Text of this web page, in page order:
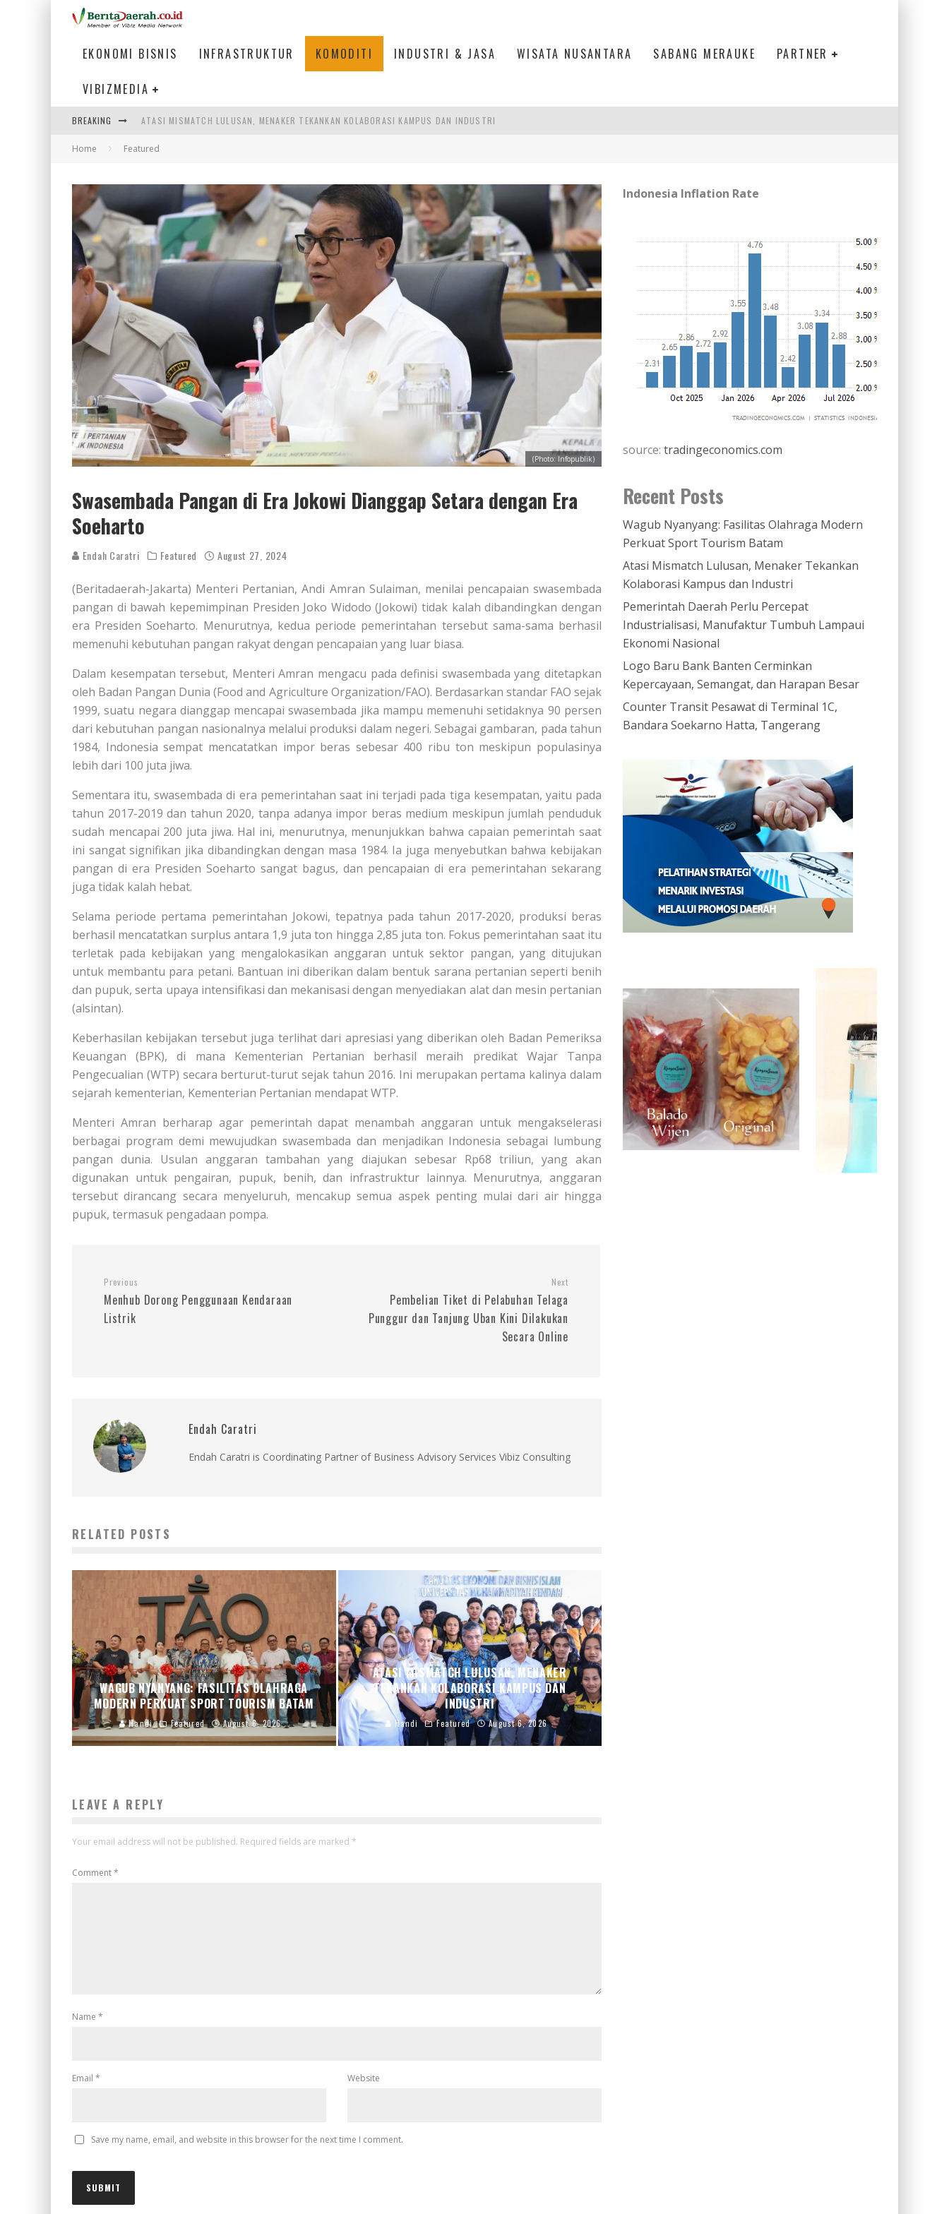
EKONOMI BISNIS INFRASTRUKTUR KOMODITI INDUSTRI & JASA WISATA NUSANTARA SABANG MERAUKE PARTNER
VIBIZMEDIA
BREAKING
ATASI MISMATCH LULUSAN, MENAKER TEKANKAN KOLABORASI KAMPUS DAN INDUSTRI
PEMERINTAH DAERAH PERLU PERCEPAT INDUSTRIALISASI, MANUFAKTUR TUMBUH LAMPAUI EKONOMI NASIONAL
LOGO BARU BANK BANTEN CERMINKAN KEPERCAYAAN, SEMANGAT, DAN HARAPAN BESAR
Home Featured
(Photo: Infopublik)
Swasembada Pangan di Era Jokowi Dianggap Setara dengan Era
Soeharto
Endah Caratri Featured August 27, 2024
(Beritadaerah-Jakarta) Menteri Pertanian, Andi Amran Sulaiman, menilai pencapaian swasembada
pangan di bawah kepemimpinan Presiden Joko Widodo (Jokowi) tidak kalah dibandingkan dengan
era Presiden Soeharto. Menurutnya, kedua periode pemerintahan tersebut sama-sama berhasil
memenuhi kebutuhan pangan rakyat dengan pencapaian yang luar biasa.
Dalam kesempatan tersebut, Menteri Amran mengacu pada definisi swasembada yang ditetapkan
oleh Badan Pangan Dunia (Food and Agriculture Organization/FAO). Berdasarkan standar FAO sejak
1999, suatu negara dianggap mencapai swasembada jika mampu memenuhi setidaknya 90 persen
dari kebutuhan pangan nasionalnya melalui produksi dalam negeri. Sebagai gambaran, pada tahun
1984, Indonesia sempat mencatatkan impor beras sebesar 400 ribu ton meskipun populasinya
lebih dari 100 juta jiwa.
Sementara itu, swasembada di era pemerintahan saat ini terjadi pada tiga kesempatan, yaitu pada
tahun 2017-2019 dan tahun 2020, tanpa adanya impor beras medium meskipun jumlah penduduk
sudah mencapai 200 juta jiwa. Hal ini, menurutnya, menunjukkan bahwa capaian pemerintah saat
ini sangat signifikan jika dibandingkan dengan masa 1984. Ia juga menyebutkan bahwa kebijakan
pangan di era Presiden Soeharto sangat bagus, dan pencapaian di era pemerintahan sekarang
juga tidak kalah hebat.
Selama periode pertama pemerintahan Jokowi, tepatnya pada tahun 2017-2020, produksi beras
berhasil mencatatkan surplus antara 1,9 juta ton hingga 2,85 juta ton. Fokus pemerintahan saat itu
terletak pada kebijakan yang mengalokasikan anggaran untuk sektor pangan, yang ditujukan
untuk membantu para petani. Bantuan ini diberikan dalam bentuk sarana pertanian seperti benih
dan pupuk, serta upaya intensifikasi dan mekanisasi dengan menyediakan alat dan mesin pertanian
(alsintan).
Keberhasilan kebijakan tersebut juga terlihat dari apresiasi yang diberikan oleh Badan Pemeriksa
Keuangan (BPK), di mana Kementerian Pertanian berhasil meraih predikat Wajar Tanpa
Pengecualian (WTP) secara berturut-turut sejak tahun 2016. Ini merupakan pertama kalinya dalam
sejarah kementerian, Kementerian Pertanian mendapat WTP.
Menteri Amran berharap agar pemerintah dapat menambah anggaran untuk mengakselerasi
berbagai program demi mewujudkan swasembada dan menjadikan Indonesia sebagai lumbung
pangan dunia. Usulan anggaran tambahan yang diajukan sebesar Rp68 triliun, yang akan
digunakan untuk pengairan, pupuk, benih, dan infrastruktur lainnya. Menurutnya, anggaran
tersebut dirancang secara menyeluruh, mencakup semua aspek penting mulai dari air hingga
pupuk, termasuk pengadaan pompa.
Previous
Menhub Dorong Penggunaan Kendaraan
Listrik
Next
Pembelian Tiket di Pelabuhan Telaga
Punggur dan Tanjung Uban Kini Dilakukan
Secara Online
Endah Caratri
Endah Caratri is Coordinating Partner of Business Advisory Services Vibiz Consulting
RELATED POSTS
WAGUB NYANYANG: FASILITAS OLAHRAGA
MODERN PERKUAT SPORT TOURISM BATAM
Handi Featured August 6, 2026
ATASI MISMATCH LULUSAN, MENAKER
TEKANKAN KOLABORASI KAMPUS DAN
INDUSTRI
Handi Featured August 6, 2026
LEAVE A REPLY
Your email address will not be published. Required fields are marked *
Comment*
Name *
Email * Website
Save my name, email, and website in this browser for the next time I comment.
Indonesia Inflation Rate
source: tradingeconomics.com
Recent Posts
Wagub Nyanyang: Fasilitas Olahraga Modern
Perkuat Sport Tourism Batam
Atasi Mismatch Lulusan, Menaker Tekankan
Kolaborasi Kampus dan Industri
Pemerintah Daerah Perlu Percepat
Industrialisasi, Manufaktur Tumbuh Lampaui
Ekonomi Nasional
Logo Baru Bank Banten Cerminkan
Kepercayaan, Semangat, dan Harapan Besar
Counter Transit Pesawat di Terminal 1C,
Bandara Soekarno Hatta, Tangerang